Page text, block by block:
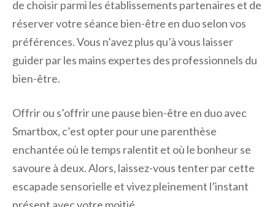
de choisir parmi les établissements partenaires et de
réserver votre séance bien-être en duo selon vos
préférences. Vous n’avez plus qu’à vous laisser
guider par les mains expertes des professionnels du
bien-être.
Offrir ou s’offrir une pause bien-être en duo avec
Smartbox, c’est opter pour une parenthèse
enchantée où le temps ralentit et où le bonheur se
savoure à deux. Alors, laissez-vous tenter par cette
escapade sensorielle et vivez pleinement l’instant